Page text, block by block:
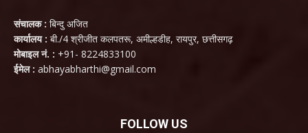
संचालक : बिन्दु अजित
कार्यालय : बी./4 श्रीजीत कलपतरू, अमील्हडीह, रायपुर, छत्तीसगढ़
मोबाइल नं. : +91- 8224833100
ईमेल : abhayabharthi@gmail.com
FOLLOW US